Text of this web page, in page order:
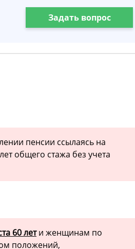
Задать вопрос
пенсии ссылаясь на
общего стажа без учета
60 лети женщинам по
положений,